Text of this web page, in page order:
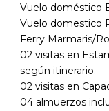
Vuelo doméstico
Vuelo domestico
Ferry Marmaris/
02 visitas en
según itinerario.
02 visitas en
04 almuerzos